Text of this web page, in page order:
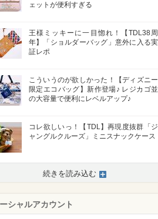
ェットが便利すぎる
王様ミッキーに一目惚れ！【TDL38周
年】「ショルダーバッグ」意外に入る実
証レポ
こういうのが欲しかった！【ディズニー
限定エコバッグ】新作登場♪ レジカゴ並
の大容量で便利にレベルアップ♪
コレ欲しいっ！【TDL】再現度抜群「ジ
ャングルクルーズ」ミニスナックケース
続きを読み込む
シャルアカウント